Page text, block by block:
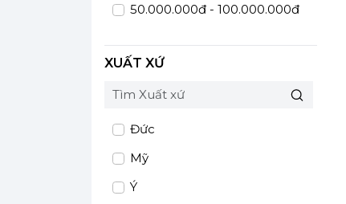
50.000.000đ - 100.000.000đ
XUẤT XỨ
Đức
Mỹ
Ý